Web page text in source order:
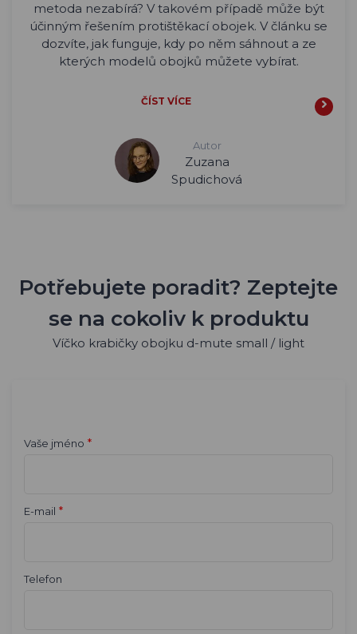
metoda nezabírá? V takovém případě může být
účinným řešením protištěkací obojek. V článku se
dozvíte, jak funguje, kdy po něm sáhnout a ze
kterých modelů obojků můžete vybírat.
ČÍST VÍCE
Autor
Zuzana
Spudichová
Potřebujete poradit? Zeptejte
se na cokoliv k produktu
Víčko krabičky obojku d-mute small / light
Vaše jméno *
E-mail *
Telefon